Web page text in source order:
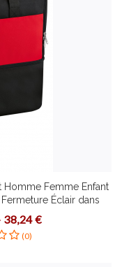
Homme Femme Enfant
Éclair dans
Amovible
38,24 €
(0)